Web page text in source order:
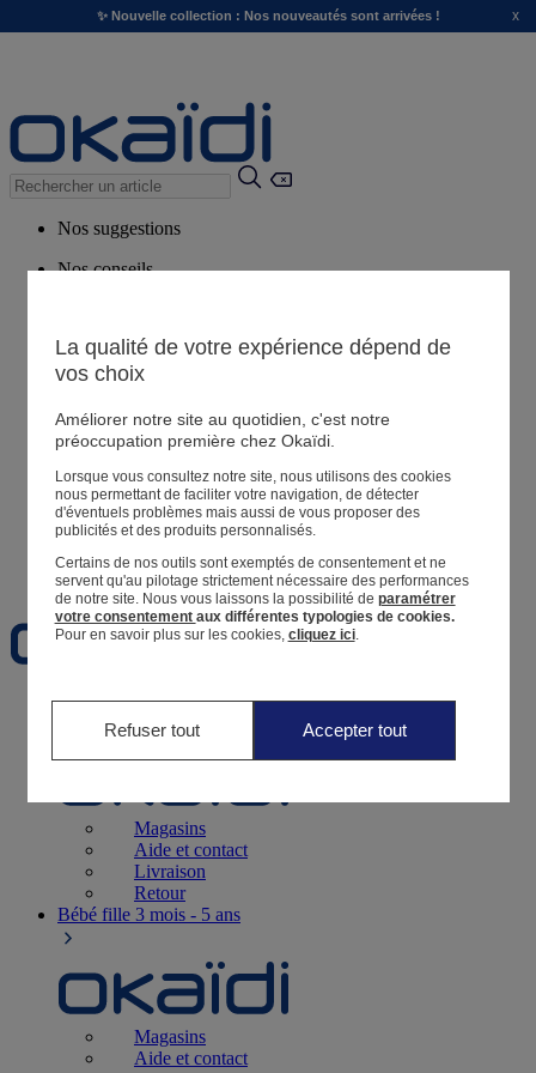
✨ Nouvelle collection : Nos nouveautés sont arrivées ! x
Nos suggestions
Nos conseils
Magasin
Mes informations
Suivre une commande
Panier
Favoris
Naissance0-12 mois
Magasins
Aide et contact
Livraison
Retour
Bébé fille 3 mois - 5 ans
Magasins
Aide et contact
La qualité de votre expérience dépend de
vos choix
Améliorer notre site au quotidien, c'est notre
préoccupation première chez Okaïdi.
Lorsque vous consultez notre site, nous utilisons des cookies
nous permettant de faciliter votre navigation, de détecter
d'éventuels problèmes mais aussi de vous proposer des
publicités et des produits personnalisés.
Certains de nos outils sont exemptés de consentement et ne
servent qu'au pilotage strictement nécessaire des performances
de notre site. Nous vous laissons la possibilité de paramétrer
votre consentement aux différentes typologies de cookies.
Pour en savoir plus sur les cookies, cliquez ici.
Refuser tout Accepter tout